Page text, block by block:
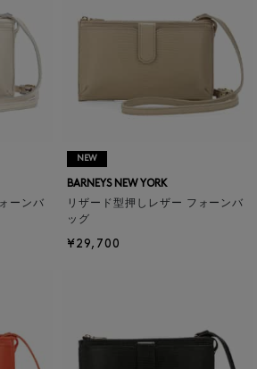
ーンバ
NEW
BARNEYS NEW YORK
リザード型押しレザー フォーンバ
ッグ
¥29,700